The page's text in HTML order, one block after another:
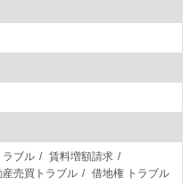
ラブル
賃料増額請求
産売買トラブル 借地権 トラブル